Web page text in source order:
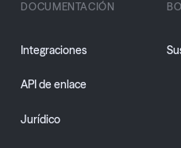
DOCUMENTACIÓN
Integraciones
API de enlace
Jurídico